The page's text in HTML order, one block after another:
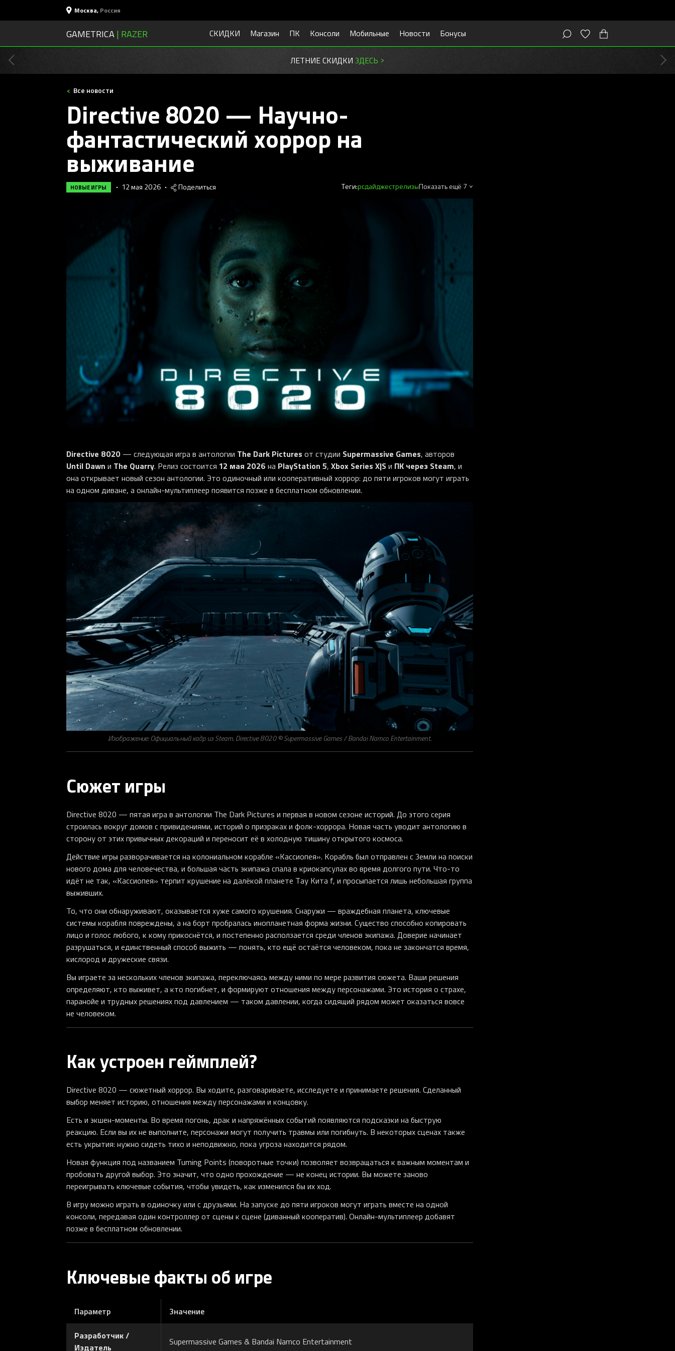
Москва, Россия
GAMETRICA | RAZER СКИДКИ Магазин ПК Консоли Мобильные Новости Бонусы
ЛЕТНИЕ СКИДКИ ЗДЕСЬ >
Все новости
Directive 8020 — Научно-
фантастический хоррор на
выживание
НОВЫЕ ИГРЫ • 12 мая 2026 • Поделиться Теги:pcдайджестрелизыПоказать ещё 7
Directive 8020 — следующая игра в антологии The Dark Pictures от студии Supermassive Games, авторов
Until Dawn и The Quarry. Релиз состоится 12 мая 2026 на PlayStation 5, Xbox Series X|Sи ПК через Steam, и
она открывает новый сезон антологии. Это одиночный или кооперативный хоррор: до пяти игроков могут играть
на одном диване, а онлайн-мультиплеер появится позже в бесплатном обновлении.
Изображение: Официальный кадр из Steam. Directive 8020 © Supermassive Games / Bandai Namco Entertainment.
Сюжет игры
Directive 8020 — пятая игра в антологии The Dark Pictures и первая в новом сезоне историй. До этого серия
строилась вокруг домов с привидениями, историй о призраках и фолк-хоррора. Новая часть уводит антологию в
сторону от этих привычных декораций и переносит её в холодную тишину открытого космоса.
Действие игры разворачивается на колониальном корабле «Кассиопея». Корабль был отправлен с Земли на поиски
нового дома для человечества, и большая часть экипажа спала в криокапсулах во время долгого пути. Что-то
идёт не так, «Кассиопея» терпит крушение на далёкой планете Тау Кита f, и просыпается лишь небольшая группа
выживших.
То, что они обнаруживают, оказывается хуже самого крушения. Снаружи — враждебная планета, ключевые
системы корабля повреждены, а на борт пробралась инопланетная форма жизни. Существо способно копировать
лицо и голос любого, к кому прикоснётся, и постепенно расползается среди членов экипажа. Доверие начинает
разрушаться, и единственный способ выжить — понять, кто ещё остаётся человеком, пока не закончатся время,
кислород и дружеские связи.
Вы играете за нескольких членов экипажа, переключаясь между ними по мере развития сюжета. Ваши решения
определяют, кто выживет, а кто погибнет, и формируют отношения между персонажами. Это история о страхе,
паранойе и трудных решениях под давлением — таком давлении, когда сидящий рядом может оказаться вовсе
не человеком.
Как устроен геймплей?
Directive 8020 — сюжетный хоррор. Вы ходите, разговариваете, исследуете и принимаете решения. Сделанный
выбор меняет историю, отношения между персонажами и концовку.
Есть и экшен-моменты. Во время погонь, драк и напряжённых событий появляются подсказки на быструю
реакцию. Если вы их не выполните, персонажи могут получить травмы или погибнуть. В некоторых сценах также
есть укрытия: нужно сидеть тихо и неподвижно, пока угроза находится рядом.
Новая функция под названием Turning Points (поворотные точки) позволяет возвращаться к важным моментам и
пробовать другой выбор. Это значит, что одно прохождение — не конец истории. Вы можете заново
переигрывать ключевые события, чтобы увидеть, как изменился бы их ход.
В игру можно играть в одиночку или с друзьями. На запуске до пяти игроков могут играть вместе на одной
консоли, передавая один контроллер от сцены к сцене (диванный кооператив). Онлайн-мультиплеер добавят
позже в бесплатном обновлении.
Ключевые факты об игре
Параметр Значение
Разработчик /
Издатель
Supermassive Games & Bandai Namco Entertainment